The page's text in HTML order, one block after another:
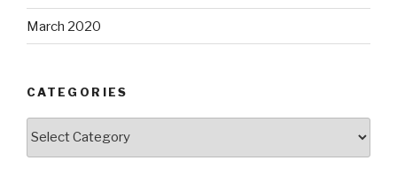
March 2020
CATEGORIES